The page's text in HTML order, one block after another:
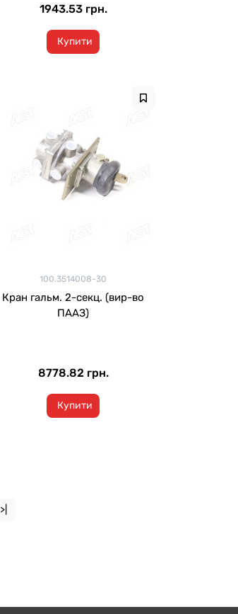
1943.53 грн.
Купити
100.3514008-30
Кран гальм. 2-секц. (вир-во
ПААЗ)
8778.82 грн.
Купити
>|